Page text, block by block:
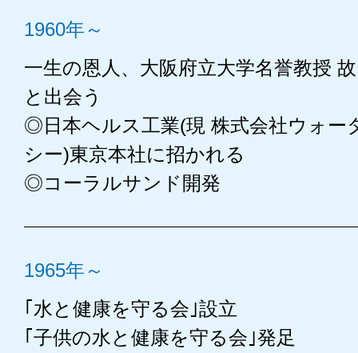
1960年～
一生の恩人、大阪府立大学名誉教授
と出会う
◎日本ヘルス工業(現 株式会社ウォー
シー)東京本社に招かれる
◎コーラルサンド開発
1965年～
｢水と健康を守る会｣設立
｢子供の水と健康を守る会｣発足